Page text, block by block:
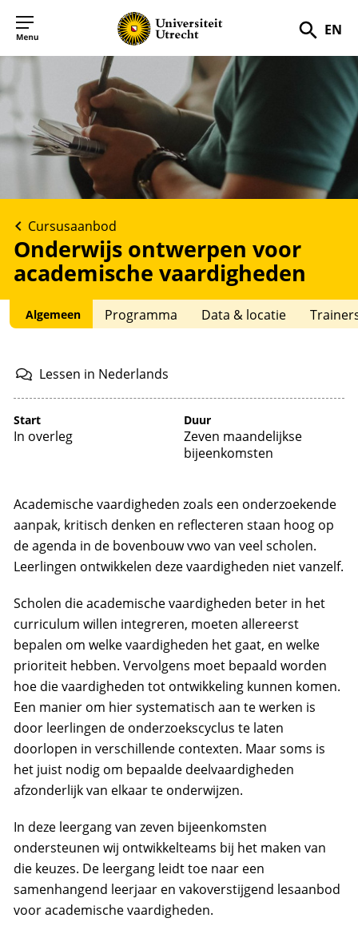
EN
Onderwijs ontwerpen voor
academische vaardigheden
Cursusaanbod
Algemeen Programma Data & locatie
Lessen in Nederlands
Start
In overleg
Duur
Zeven maandelijkse
bijeenkomsten
Academische vaardigheden zoals een onderzoekende
aanpak, kritisch denken en reflecteren staan hoog op
de agenda in de bovenbouw vwo van veel scholen.
Leerlingen ontwikkelen deze vaardigheden niet vanzelf.
Scholen die academische vaardigheden beter in het
curriculum willen integreren, moeten allereerst
bepalen om welke vaardigheden het gaat, en welke
prioriteit hebben. Vervolgens moet bepaald worden
hoe die vaardigheden tot ontwikkeling kunnen komen.
Een manier om hier systematisch aan te werken is
door leerlingen de onderzoekscyclus te laten
doorlopen in verschillende contexten. Maar soms is
het juist nodig om bepaalde deelvaardigheden
afzonderlijk van elkaar te onderwijzen.
In deze leergang van zeven bijeenkomsten
ondersteunen wij ontwikkelteams bij het maken van
die keuzes. De leergang leidt toe naar een
samenhangend leerjaar en vakoverstijgend lesaanbod
voor academische vaardigheden.